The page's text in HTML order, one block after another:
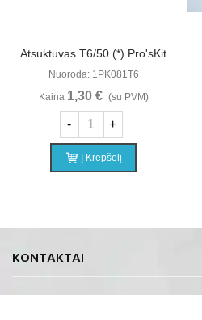
NAUJAI GAUTA
Atsuktuvas T6/50 (*) Pro'sKit
Nuoroda: 1PK081T6
Kaina 1,30 € (su PVM)
- +
Į Krepšelį
KONTAKTAI